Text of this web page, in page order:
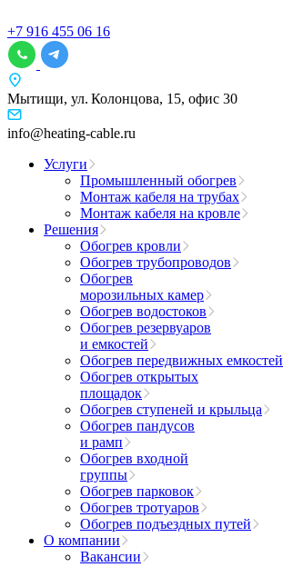
+7 916 455 06 16
Мытищи, ул. Колонцова, 15, офис 30
info@heating-cable.ru
Услуги
Промышленный обогрев
Монтаж кабеля на трубах
Монтаж кабеля на кровле
Решения
Обогрев кровли
Обогрев трубопроводов
Обогрев
морозильных камер
Обогрев водостоков
Обогрев резервуаров
и емкостей
Обогрев передвижных емкостей
Обогрев открытых
площадок
Обогрев ступеней и крыльца
Обогрев пандусов
и рамп
Обогрев входной
группы
Обогрев парковок
Обогрев тротуаров
Обогрев подъездных путей
О компании
Вакансии